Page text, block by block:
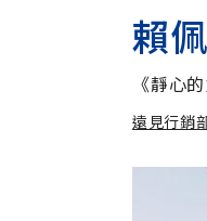
賴
《靜心
遠見行銷